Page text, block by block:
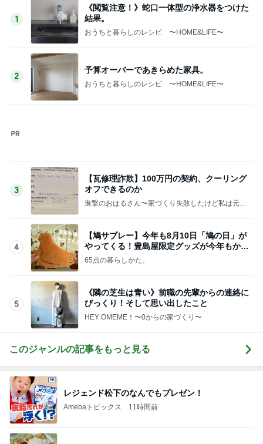
1
《閲覧注意！》蛇口一体型の浄水器をつけた
結果。
おうちと暮らしのレシピ 〜HOME&LIFE〜
2
予算オーバーであきらめた家具。
おうちと暮らしのレシピ 〜HOME&LIFE〜
3
【瓦修理詐欺】100万円の契約、クーリング
オフできるのか
進撃のおはるさん〜家づくり失敗したけど私は元気
4
【鳩サブレー】今年も8月10日「鳩の日」が
やってくる！豊島屋限定グッズが今年もかわ
いすぎる♡
65点の暮らしかた。
5
《隣の芝生は青い》前職の先輩からの連絡に
びっくり！そして思い出したこと
HEY OMEME！〜0からの家づくり〜
このジャンルの記事をもっと見る
レジェンド松下のなんでもプレゼン！
Amebaトピックス 11時間前